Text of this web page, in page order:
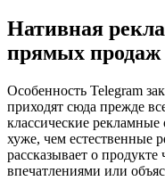
Нативная
прямых продаж
Особенность Telegram
приходят сюда прежде
классические рекламные
хуже, чем естественные
рассказывает о
впечатлениями или